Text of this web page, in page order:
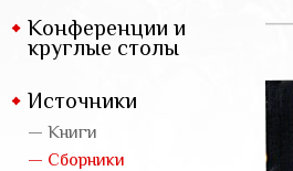
Конференции и
круглые столы
Источники
— Книги
— Сборники